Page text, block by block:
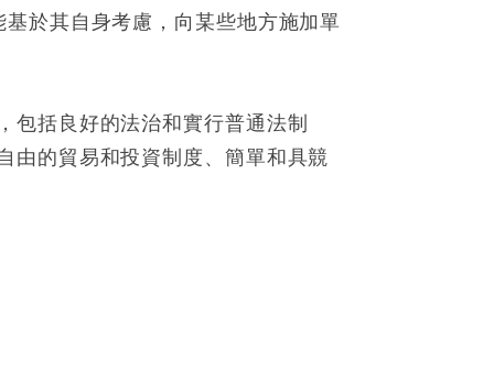
於其自身考慮，向某些地方施加單
包括良好的法治和實行普通法制
由的貿易和投資制度、簡單和具競